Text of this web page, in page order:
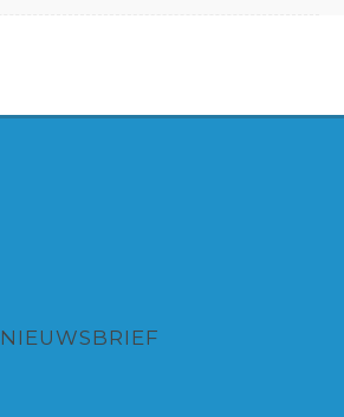
NIEUWSBRIEF